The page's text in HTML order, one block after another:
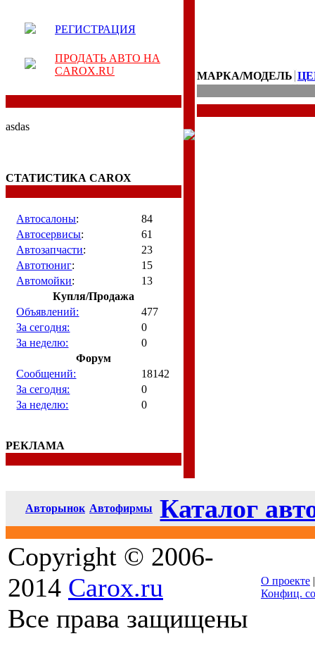
РЕГИСТРАЦИЯ
ПРОДАТЬ АВТО НА
CAROX.RU
asdas
СТАТИСТИКА CAROX
Автосалоны:
84
Автосервисы:
61
Автозапчасти:
23
Автотюниг:
15
Автомойки:
13
Купля/Продажа
Объявлений:
477
За сегодня:
0
За неделю:
0
Форум
Сообщений:
18142
За сегодня:
0
За неделю:
0
РЕКЛАМА
МАРКА/МОДЕЛЬ
Авторынок Автофирмы
Каталог
Copyright © 2006-
2014 Carox.ru
Все права защищены
О проекте
Конфиц.